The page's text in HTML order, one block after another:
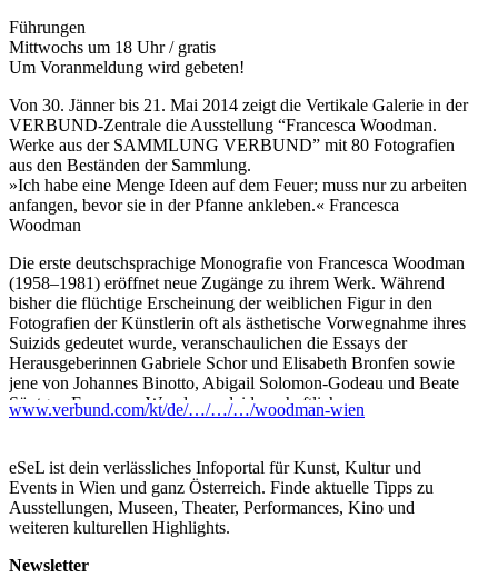
Führungen
Mittwochs um 18 Uhr / gratis
Um Voranmeldung wird gebeten!
Von 30. Jänner bis 21. Mai 2014 zeigt die Vertikale Galerie in der
VERBUND-Zentrale die Ausstellung “Francesca Woodman.
Werke aus der SAMMLUNG VERBUND” mit 80 Fotografien
aus den Beständen der Sammlung.
»Ich habe eine Menge Ideen auf dem Feuer; muss nur zu arbeiten
anfangen, bevor sie in der Pfanne ankleben.« Francesca
Woodman
Die erste deutschsprachige Monografie von Francesca Woodman
(1958–1981) eröffnet neue Zugänge zu ihrem Werk. Während
bisher die flüchtige Erscheinung der weiblichen Figur in den
Fotografien der Künstlerin oft als ästhetische Vorwegnahme ihres
Suizids gedeutet wurde, veranschaulichen die Essays der
Herausgeberinnen Gabriele Schor und Elisabeth Bronfen sowie
jene von Johannes Binotto, Abigail Solomon-Godeau und Beate
Söntgen Francesca Woodmans leidenschaftliche
Selbstinszenierung in der Tradition des tableau vivant. Untersucht
Requisiten (Spiegel, Handschuh, Tapete etc.) und ihre
Inszenierung im Raum, wo die Gesetze der Geometrie nicht mehr
zu gelten scheinen. Die 79 Fotografien der SAMMLUNG
VERBUND sind erstmals in Originalgröße zu sehen. Abgerundet
wird die Publikation durch einen persönlichen Text von
Woodmans Freundin Betsy Berne und die erste umfassende,
www.verbund.com/kt/de/…/…/…/woodman-wien
eSeL ist dein verlässliches Infoportal für Kunst, Kultur und
Events in Wien und ganz Österreich. Finde aktuelle Tipps zu
Ausstellungen, Museen, Theater, Performances, Kino und
weiteren kulturellen Highlights.
Newsletter